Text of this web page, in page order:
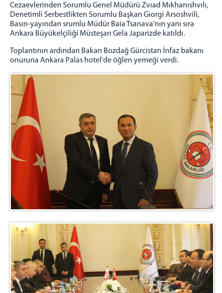
Cezaevlerinden Sorumlu Genel Müdürü Zvıad Mıkhanıshvılı,
Denetimli Serbestlikten Sorumlu Başkan Giorgi Arsoshvili,
Basın-yayından srumlu Müdür Baia Tsanava'nın yanı sıra
Ankara Büyükelçiliği Müsteşarı Gela Japarizde katıldı.
Toplantının ardından Bakan Bozdağ Gürcistan İnfaz bakanı
onuruna Ankara Palas hotel'de öğlen yemeği verdi.